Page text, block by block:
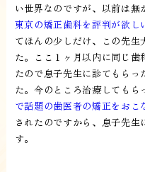
い世界なのですが、以前は無
東京の矯正歯科を評判が欲し
てほんの少しだけ、この先生
た。ここ１ヶ月以内に同じ
たので息子先生に診てもらっ
た。今のところ治療してもら
で話題の歯医者の矯正をおこ
されたのですから、息子先
す。